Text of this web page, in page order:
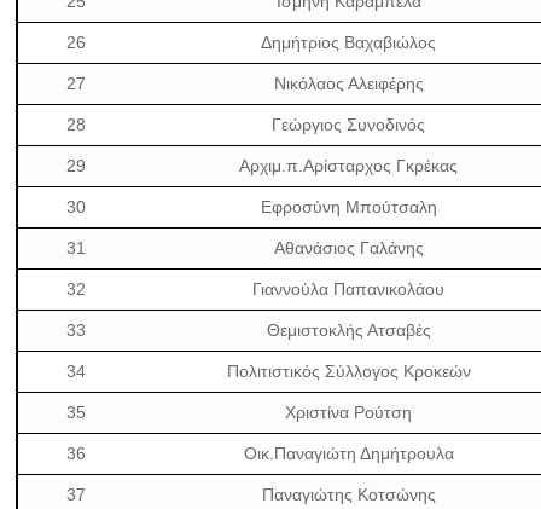
26 Δημήτριος Βαχαβιώλος
27 Νικόλαος Αλειφέρης
28 Γεώργιος Συνοδινός
29 Αρχιμ.π.Αρίσταρχος Γκρέκας
30 Εφροσύνη Μπούτσαλη
31 Αθανάσιος Γαλάνης
32 Γιαννούλα Παπανικολάου
33 Θεμιστοκλής Ατσαβές
34 Πολιτιστικός Σύλλογος Κροκεών
35 Χριστίνα Ρούτση
36 Οικ.Παναγιώτη Δημήτρουλα
37 Παναγιώτης Κοτσώνης